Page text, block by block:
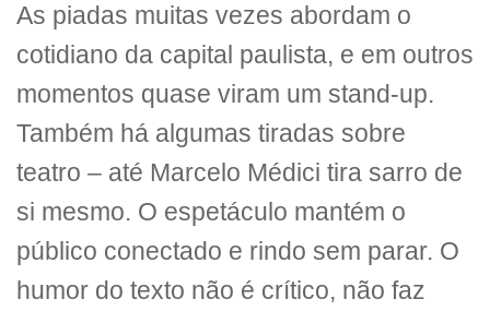
As piadas muitas vezes abordam o
cotidiano da capital paulista, e em outros
momentos quase viram um stand-up.
Também há algumas tiradas sobre
teatro – até Marcelo Médici tira sarro de
si mesmo. O espetáculo mantém o
público conectado e rindo sem parar. O
humor do texto não é crítico, não faz